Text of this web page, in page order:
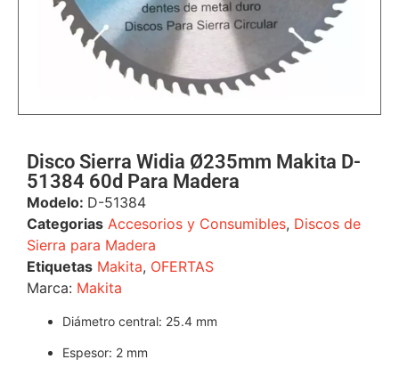
Disco Sierra Widia Ø235mm Makita D-
51384 60d Para Madera
Modelo: D-51384
Categorias Accesorios y Consumibles, Discos de
Sierra para Madera
Etiquetas Makita, OFERTAS
Marca: Makita
Diámetro central: 25.4 mm
Espesor: 2 mm